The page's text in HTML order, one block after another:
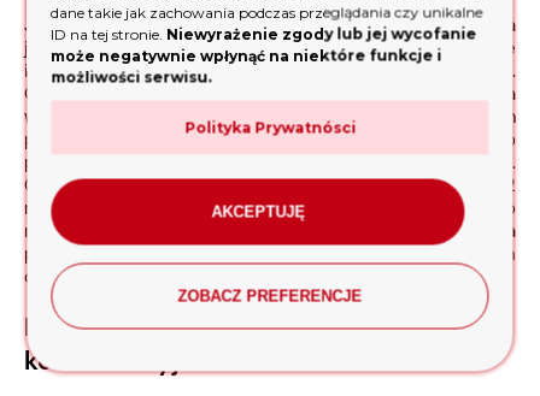
Jednym z najistotniejszych elementów każdego silnika
jest świeca zapłonowa. Jej zadaniem jest wytworzenie
iskry zapalającej benzynę w komorze spalania silnika.
Odpowiednio pracująca świeca zapłonowa zapewnia
właściwy rozruch maszyny. Tego typu akcesorium
powinno być kontrolowane i czyszczone mniej więcej co
pół roku eksploatacji lub co 100 godzin pracy urządzenia.
Całkowitą wymianę świecy zapłonowej zaleca się co 12
miesięcy lub co 300 godzin pracy silnika, w zależności co
nastąpi jako pierwsze. Zdarza się, że wybrane urządzenia
posiadają także tzw. chwytacz iskier. Powinien być on
czyszczony razem ze świecą zapłonową.
Bardziej zaawansowane prace
konserwacyjne
dane takie jak zachowania podczas przeglądania czy unikalne
ID na tej stronie. Niewyrażenie zgody lub jej wycofanie
może negatywnie wpłynąć na niektóre funkcje i
możliwości serwisu.
Polityka Prywatnósci
AKCEPTUJĘ
ZOBACZ PREFERENCJE